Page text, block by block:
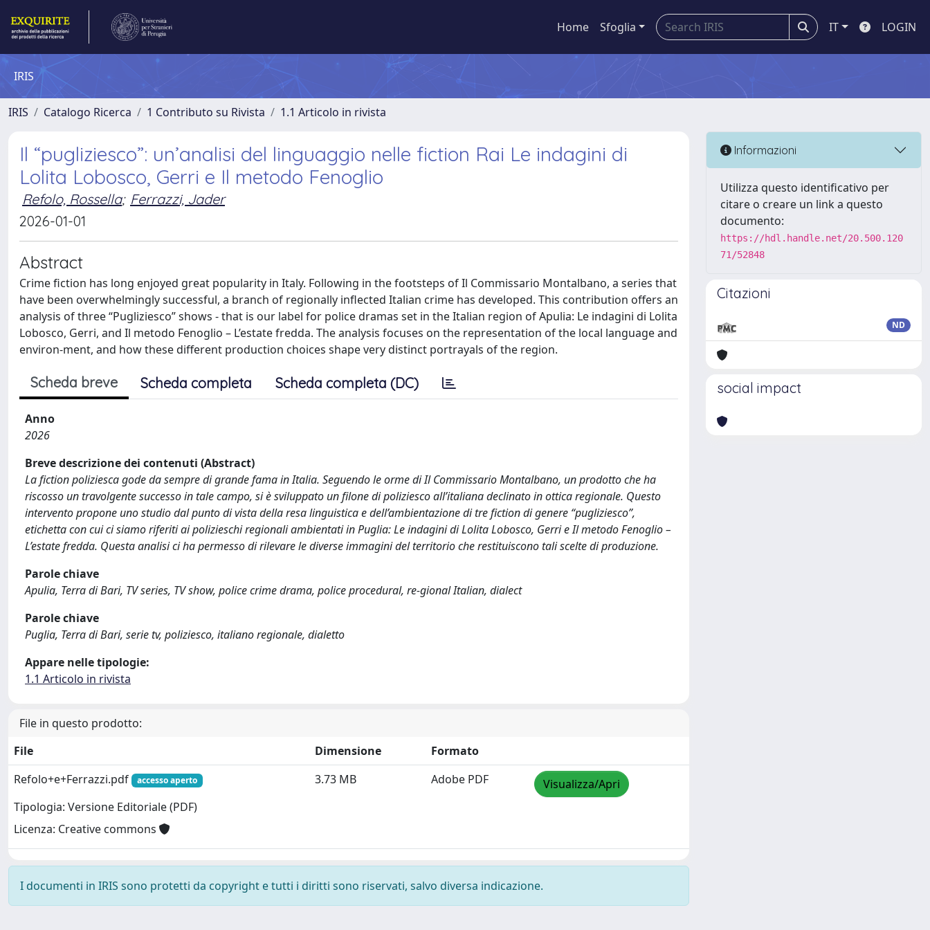
Home Sfoglia IT LOGIN
IRIS
IRIS Catalogo Ricerca 1 Contributo su Rivista 1.1 Articolo in rivista
Il “pugliziesco”: un’analisi del linguaggio nelle fiction Rai Le indagini di
Lolita Lobosco, Gerri e Il metodo Fenoglio
Refolo, Rossella; Ferrazzi, Jader
2026-01-01
Abstract
Crime fiction has long enjoyed great popularity in Italy. Following in the footsteps of Il Commissario Montalbano, a series that
have been overwhelmingly successful, a branch of regionally inflected Italian crime has developed. This contribution offers an
analysis of three “Pugliziesco” shows - that is our label for police dramas set in the Italian region of Apulia: Le indagini di Lolita
Lobosco, Gerri, and Il metodo Fenoglio – L’estate fredda. The analysis focuses on the representation of the local language and
environ-ment, and how these different production choices shape very distinct portrayals of the region.
Scheda breve Scheda completa Scheda completa (DC)
Anno
2026
Breve descrizione dei contenuti (Abstract)
La fiction poliziesca gode da sempre di grande fama in Italia. Seguendo le orme di Il Commissario Montalbano, un prodotto che ha
riscosso un travolgente successo in tale campo, si è sviluppato un filone di poliziesco all’italiana declinato in ottica regionale. Questo
intervento propone uno studio dal punto di vista della resa linguistica e dell’ambientazione di tre fiction di genere “pugliziesco”,
etichetta con cui ci siamo riferiti ai polizieschi regionali ambientati in Puglia: Le indagini di Lolita Lobosco, Gerri e Il metodo Fenoglio –
L’estate fredda. Questa analisi ci ha permesso di rilevare le diverse immagini del territorio che restituiscono tali scelte di produzione.
Parole chiave
Apulia, Terra di Bari, TV series, TV show, police crime drama, police procedural, re-gional Italian, dialect
Parole chiave
Puglia, Terra di Bari, serie tv, poliziesco, italiano regionale, dialetto
Appare nelle tipologie:
1.1 Articolo in rivista
File in questo prodotto:
File
Dimensione
Formato
Refolo+e+Ferrazzi.pdf
accesso aperto
Tipologia: Versione Editoriale (PDF)
Licenza: Creative commons
3.73 MB Adobe PDF Visualizza/Apri
I documenti in IRIS sono protetti da copyright e tutti i diritti sono riservati, salvo diversa indicazione.
Informazioni
Utilizza questo identificativo per
citare o creare un link a questo
documento:
https://hdl.handle.net/20.500.120
71/52848
Citazioni
ND
social impact